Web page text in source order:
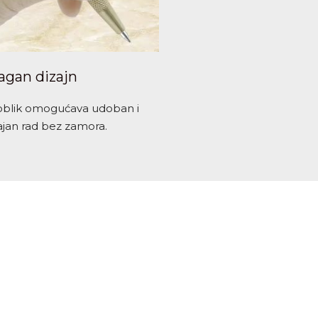
dizajn
omogućava udoban i
rad bez zamora.